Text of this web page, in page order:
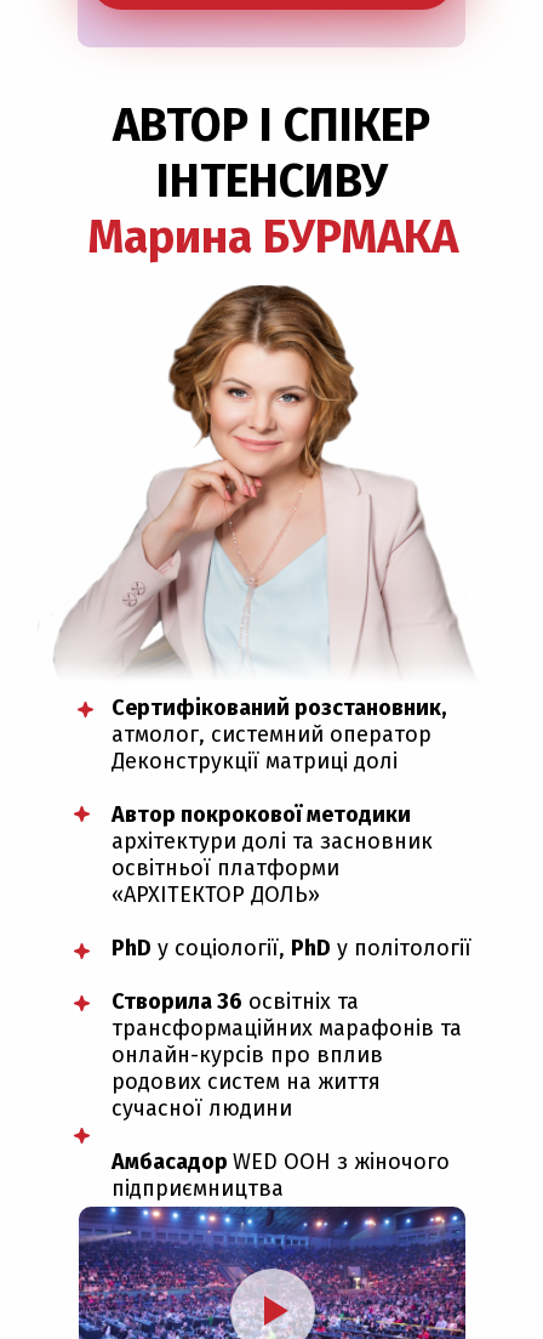
АВТОР І СПІКЕР
ІНТЕНСИВУ
Марина БУРМАКА
Сертифікований розстановник,
атмолог, системний оператор
Деконструкції матриці долі
Автор покрокової методики
архітектури долі та засновник
освітньої платформи
«АРХІТЕКТОР ДОЛЬ»
PhD у соціології, PhD у політології
Створила 36 освітніх та
трансформаційних марафонів та
онлайн-курсів про вплив
родових систем на життя
сучасної людини
Амбасадор WED ООН з жіночого
підприємництва